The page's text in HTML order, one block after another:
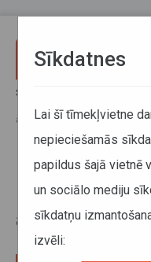
Sākums
atjaunošana vai nomaiņa
Digitālā
kartes
atjaunošana
Sīkdatnes
Lai šī tīmekļvietne
nepieciešamās
papildus šajā vietnē
un sociālo mediju
sīkdatņu
izvēli: